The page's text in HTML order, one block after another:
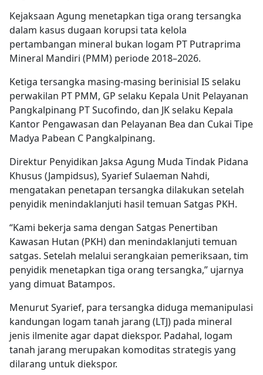
Kejaksaan Agung menetapkan tiga orang tersangka
dalam kasus dugaan korupsi tata kelola
pertambangan mineral bukan logam PT Putraprima
Mineral Mandiri (PMM) periode 2018–2026.
Ketiga tersangka masing-masing berinisial IS selaku
perwakilan PT PMM, GP selaku Kepala Unit Pelayanan
Pangkalpinang PT Sucofindo, dan JK selaku Kepala
Kantor Pengawasan dan Pelayanan Bea dan Cukai Tipe
Madya Pabean C Pang­kalpinang.
Direktur Penyidikan Jaksa Agung Muda Tindak Pidana
Khusus (Jampidsus), Syarief Sulaeman Nahdi,
mengatakan penetapan tersangka dilakukan setelah
penyidik menindaklanjuti hasil temuan Satgas PKH.
“Kami bekerja sama dengan Satgas Penertiban
Kawasan Hutan (PKH) dan menindaklanjuti temuan
satgas. Setelah melalui serangkaian pemeriksaan, tim
penyidik menetapkan tiga orang tersangka,” ujarnya
yang dimuat Batampos.
Menurut Syarief, para tersangka diduga memanipulasi
kandungan logam tanah jarang (LTJ) pada mineral
jenis ilmenite agar dapat diekspor. Padahal, logam
tanah jarang merupakan komoditas strategis yang
dilarang untuk diekspor.